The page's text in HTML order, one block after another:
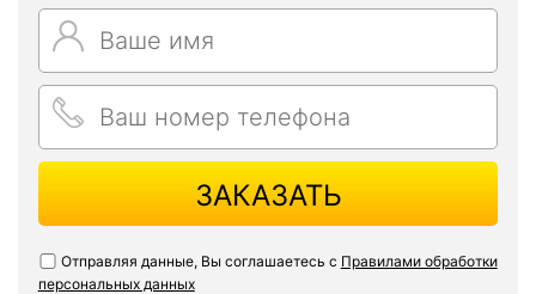
ЗАКАЗАТЬ
Отправляя данные, Вы соглашаетесь с Правилами обработки
персональных данных